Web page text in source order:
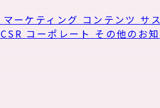
マーケティング コンテンツ サス
CSR コーポレート その他のお知